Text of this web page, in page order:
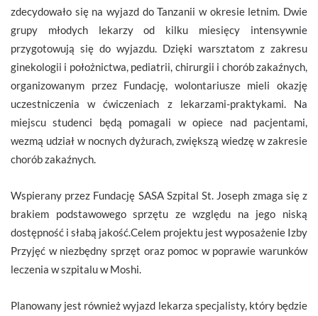
zdecydowało się na wyjazd do Tanzanii w okresie letnim. Dwie
grupy młodych lekarzy od kilku miesięcy intensywnie
przygotowują się do wyjazdu. Dzięki warsztatom z zakresu
ginekologii i położnictwa, pediatrii, chirurgii i chorób zakaźnych,
organizowanym przez Fundację, wolontariusze mieli okazję
uczestniczenia w ćwiczeniach z lekarzami-praktykami. Na
miejscu studenci będą pomagali w opiece nad pacjentami,
wezmą udział w nocnych dyżurach, zwiększą wiedzę w zakresie
chorób zakaźnych.
Wspierany przez Fundację SASA Szpital St. Joseph zmaga się z
brakiem podstawowego sprzętu ze względu na jego niską
dostępność i słabą jakość.Celem projektu jest wyposażenie Izby
Przyjęć w niezbędny sprzęt oraz pomoc w poprawie warunków
leczenia w szpitalu w Moshi.
Planowany jest również wyjazd lekarza specjalisty, który będzie